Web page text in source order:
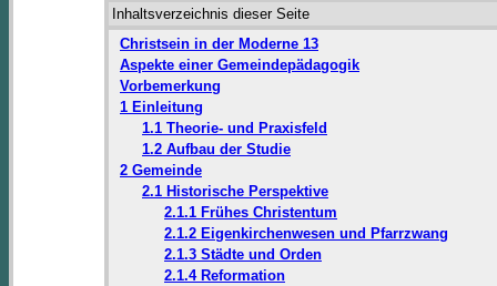
Inhaltsverzeichnis dieser Seite
Christsein in der Moderne 13
Aspekte einer Gemeindepädagogik
Vorbemerkung
1 Einleitung
1.1 Theorie- und Praxisfeld
1.2 Aufbau der Studie
2 Gemeinde
2.1 Historische Perspektive
2.1.1 Frühes Christentum
2.1.2 Eigenkirchenwesen und Pfarrzwang
2.1.3 Städte und Orden
2.1.4 Reformation